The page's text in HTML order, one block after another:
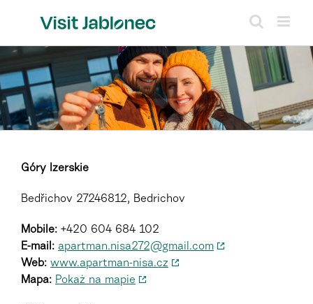
Góry Izerskie
Bedřichov 27246812, Bedrichov
Mobile: +420 604 684 102
E-mail: apartman.nisa272@gmail.com
Web: www.apartman-nisa.cz
Mapa: Pokaż na mapie